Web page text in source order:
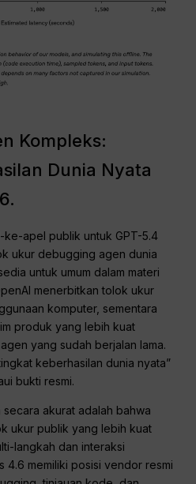
Kompleks:
Dunia Nyata
apel publik untuk GPT-5.4
ukur debugging agen dunia
untuk umum dalam materi
menerbitkan tolok ukur
komputer, sementara
produk yang lebih kuat
yang sudah berjalan lama.
keberhasilan dunia nyata”
bukti resmi.
akurat adalah bahwa
ukur publik yang lebih kuat
langkah dan interaksi
4.6 memiliki posisi vendor resmi